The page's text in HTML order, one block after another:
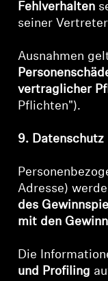
Fehlverhalten
seiner
Ausnahmen
vertraglicher
Pflichten").
9. Datenschutz
Adresse)
des
mit den
Die
und Profiling